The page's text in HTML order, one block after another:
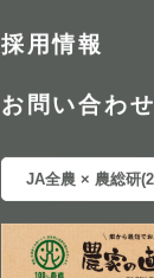
採用情報
お問い合わせ
JA全農 × 農総研